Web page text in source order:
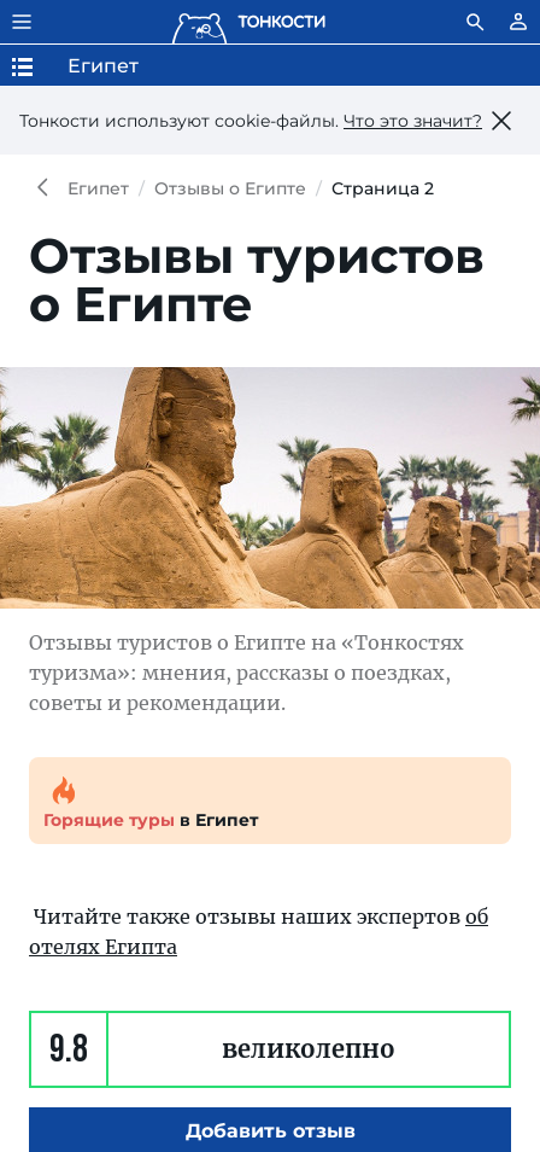
Тонкости используют сookie-файлы. Что это значит?
Египет
Египет Отзывы о Египте Страница 2
Отзывы туристов
о Египте
Отзывы туристов о Египте на «Тонкостях
туризма»: мнения, рассказы о поездках,
советы и рекомендации.
Горящие туры в Египет
Читайте также отзывы наших экспертов об
отелях Египта
9.8 великолепно
Добавить отзыв